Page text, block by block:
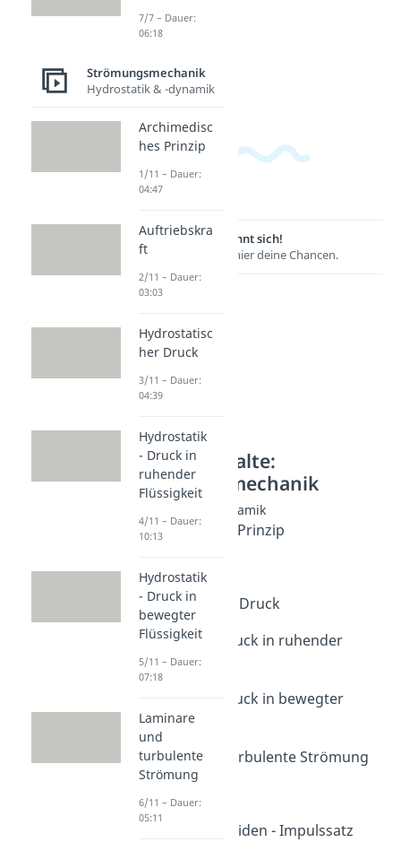
Lernen lohnt sich!
Entdecke hier deine Chancen.
Weitere Inhalte:
Strömungsmechanik
Hydrostatik & -dynamik
Archimedisches Prinzip
Dauer: 03:03
Hydrostatischer Druck
Dauer: 04:39
Hydrostatik - Druck in ruhender
Flüssigkeit
Dauer: 10:13
Hydrostatik - Druck in bewegter
Flüssigkeit
Dauer: 07:18
Laminare und turbulente Strömung
Dauer: 05:11
Reynoldszahl
Dauer: 05:26
Dynamik von Fluiden - Impulssatz
7/7 – Dauer:
06:18
Strömungsmechanik
Hydrostatik & -dynamik
Archimedisc
hes Prinzip
1/11 – Dauer:
04:47
Auftriebskra
ft
2/11 – Dauer:
03:03
Hydrostatisc
her Druck
3/11 – Dauer:
04:39
Hydrostatik
- Druck in
ruhender
Flüssigkeit
4/11 – Dauer:
10:13
Hydrostatik
- Druck in
bewegter
Flüssigkeit
5/11 – Dauer:
07:18
Laminare
und
turbulente
Strömung
6/11 – Dauer:
05:11